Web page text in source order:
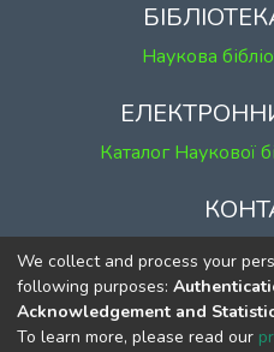
Наукова
Каталог Наукової
м. Київ, вул.
к. 1,
тел. (044)
We collect and process your
following purposes:
Acknowledgement and
To learn more, please read our